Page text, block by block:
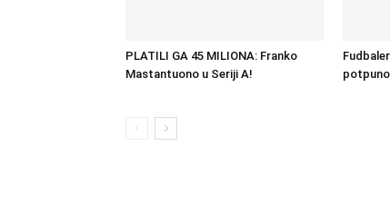
PLATILI GA 45 MILIONA: Franko
Mastantuono u Seriji A!